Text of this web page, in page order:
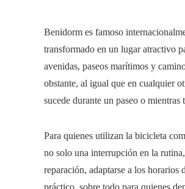
Benidorm es famoso
transformado en un lugar atractivo
avenidas, paseos marítimos y
obstante, al igual que en cualquier
sucede durante un paseo o mientras
Para quienes utilizan la bicicleta
no solo una interrupción en la
reparación, adaptarse a los horarios
práctico, sobre todo para quienes